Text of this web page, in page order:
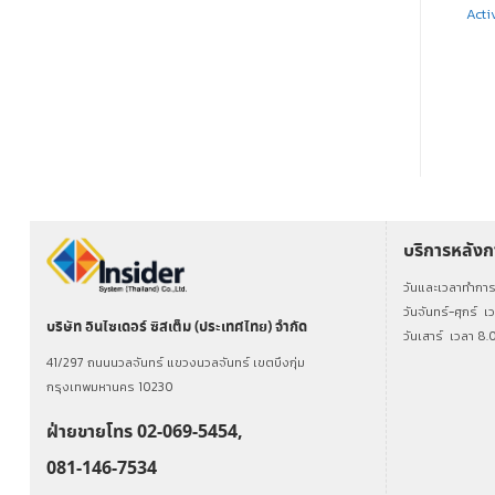
บริษัท อินไซเดอร์ ซิสเต็ม (ประเทศไทย) จำกัด
41/297 ถนนนวลจันทร์ แขวงนวลจันทร์ เขตบึงกุ่ม
กรุงเทพมหานคร 10230
ฝ่ายขายโทร 02-069-5454,
081-146-7534
บริการหลัง
วันและเวลาทำการ
วันจันทร์-ศุกร์ เ
วันเสาร์ เวลา